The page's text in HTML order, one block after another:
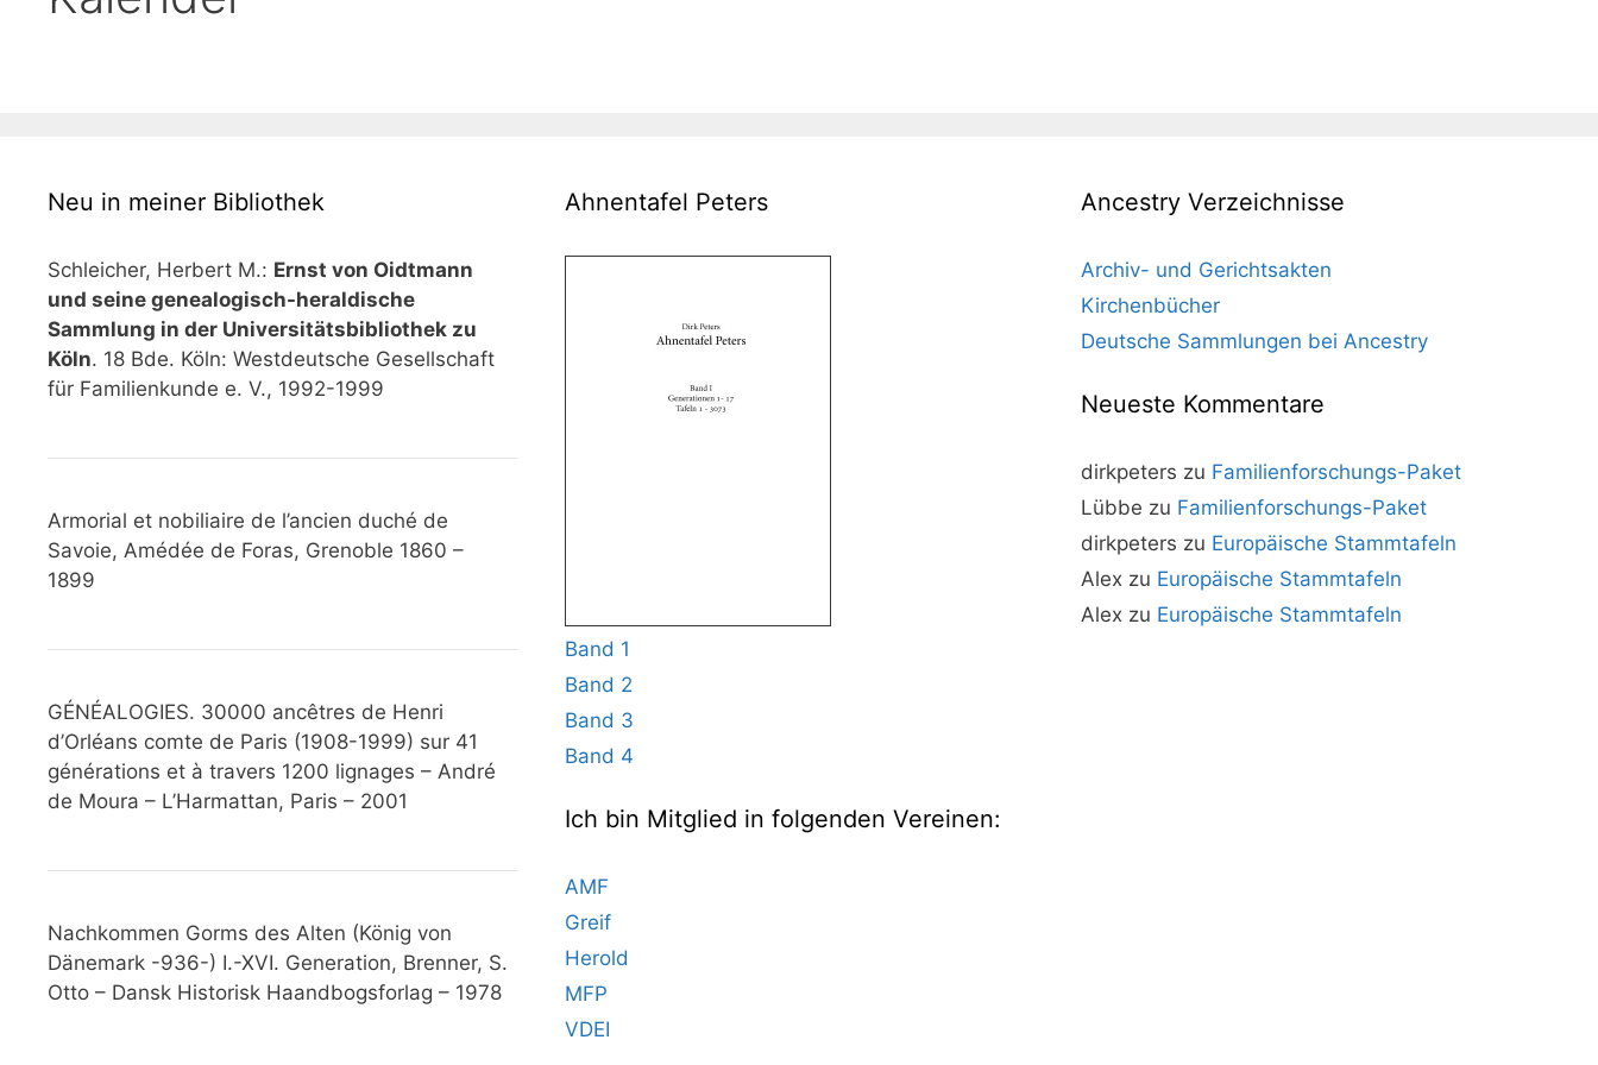
Neu in meiner Bibliothek
Schleicher, Herbert M.: Ernst von Oidtmann
und seine genealogisch-heraldische
Sammlung in der Universitätsbibliothek zu
Köln. 18 Bde. Köln: Westdeutsche Gesellschaft
für Familienkunde e. V., 1992-1999
Armorial et nobiliaire de l’ancien duché de
Savoie, Amédée de Foras, Grenoble 1860 –
1899
GÉNÉALOGIES. 30000 ancêtres de Henri
d’Orléans comte de Paris (1908-1999) sur 41
générations et à travers 1200 lignages – André
de Moura – L’Harmattan, Paris – 2001
Nachkommen Gorms des Alten (König von
Dänemark -936-) I.-XVI. Generation, Brenner, S.
Otto – Dansk Historisk Haandbogsforlag – 1978
Ahnentafel Peters
Band 1
Band 2
Band 3
Band 4
Ich bin Mitglied in folgenden Vereinen:
AMF
Greif
Herold
MFP
VDEI
Ancestry Verzeichnisse
Archiv- und Gerichtsakten
Kirchenbücher
Deutsche Sammlungen bei Ancestry
Neueste Kommentare
dirkpeters zu Familienforschungs-Paket
Lübbe zu Familienforschungs-Paket
dirkpeters zu Europäische Stammtafeln
Alex zu Europäische Stammtafeln
Alex zu Europäische Stammtafeln